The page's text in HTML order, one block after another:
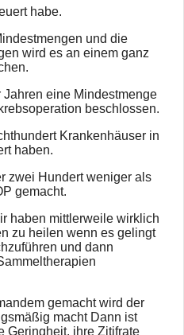
habe.
und die
wird es an einem ganz
eine Mindestmenge
beschlossen.
Krankenhäuser in
haben.
zwei Hundert weniger als
gemacht.
haben mittlerweile wirklich
zu heilen wenn es gelingt
und dann
gemacht wird der
macht Dann ist
Geringheit, ihre Zitifrate